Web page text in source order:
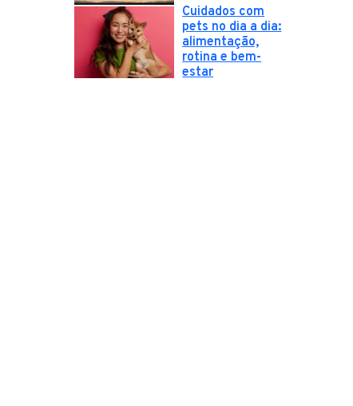
Cuidados com
pets no dia a dia:
alimentação,
rotina e bem-
estar